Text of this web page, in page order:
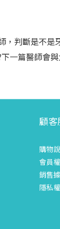
判斷是不是
一篇醫師會
顧
購物
會員
銷售
隱私權